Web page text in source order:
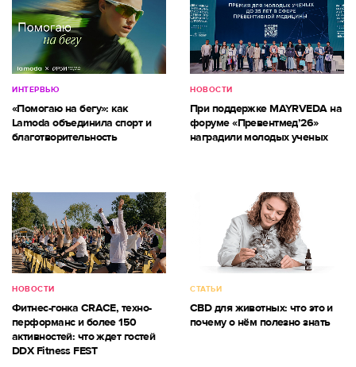
ИНТЕРВЬЮ
«Помогаю на бегу»: как
Lamoda объединила спорт и
благотворительность
НОВОСТИ
При поддержке MAYRVEDA на
форуме «Превентмед’26»
наградили молодых ученых
НОВОСТИ
Фитнес-гонка CRACE, техно-
перформанс и более 150
активностей: что ждет гостей
DDX Fitness FEST
СТАТЬИ
CBD для животных: что это и
почему о нём полезно знать